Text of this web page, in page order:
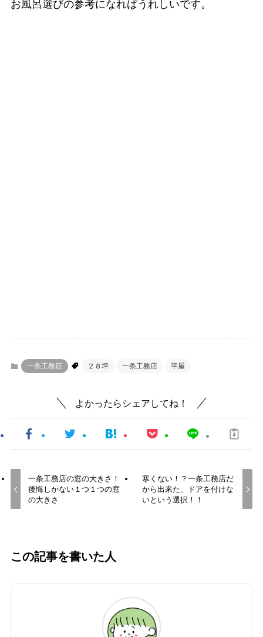
お風呂選びの参考になればうれしいです。
一条工務店 ２８坪 一条工務店 平屋
よかったらシェアしてね！
一条工務店の窓の大きさ！
後悔しかない１つ１つの窓
の大きさ
寒くない！？一条工務店だ
から出来た、ドアを付けな
いという選択！！
この記事を書いた人